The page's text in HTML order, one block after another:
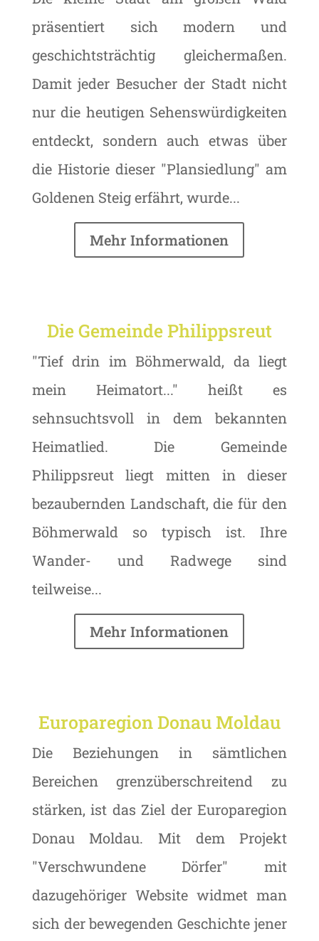
präsentiert sich modern und
geschichtsträchtig gleichermaßen.
Damit jeder Besucher der Stadt nicht
nur die heutigen Sehenswürdigkeiten
entdeckt, sondern auch etwas über
die Historie dieser "Plansiedlung" am
Goldenen Steig erfährt, wurde...
Mehr Informationen
Die Gemeinde Philippsreut
"Tief drin im Böhmerwald, da liegt
mein Heimatort..." heißt es
sehnsuchtsvoll in dem bekannten
Heimatlied. Die Gemeinde
Philippsreut liegt mitten in dieser
bezaubernden Landschaft, die für den
Böhmerwald so typisch ist. Ihre
Wander- und Radwege sind
teilweise...
Mehr Informationen
Europaregion Donau Moldau
Die Beziehungen in sämtlichen
Bereichen grenzüberschreitend zu
stärken, ist das Ziel der Europaregion
Donau Moldau. Mit dem Projekt
"Verschwundene Dörfer" mit
dazugehöriger Website widmet man
sich der bewegenden Geschichte jener